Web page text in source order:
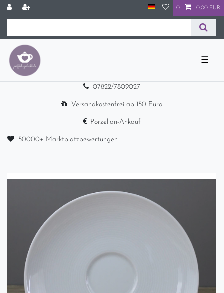
0 0,00 EUR
☰
07822/7809027
Versandkostenfrei ab 150 Euro
Porzellan-Ankauf
50000+ Marktplatzbewertungen